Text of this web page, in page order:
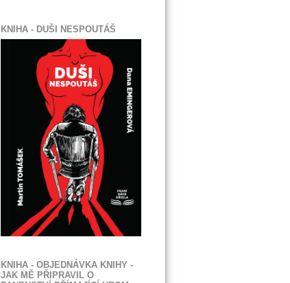
KNIHA - DUŠI NESPOUTÁŠ
KNIHA - OBJEDNÁVKA KNIHY -
JAK MĚ PŘIPRAVIL O